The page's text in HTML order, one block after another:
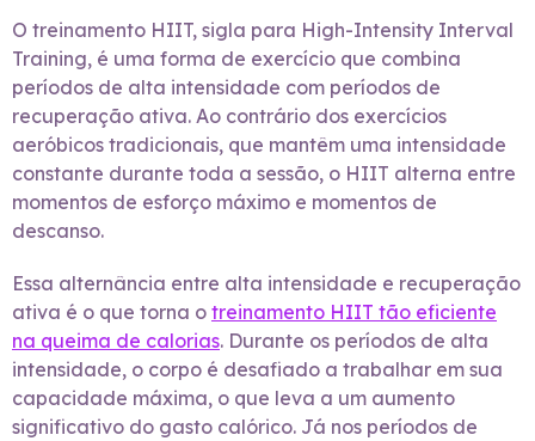
O treinamento HIIT, sigla para High-Intensity Interval
Training, é uma forma de exercício que combina
períodos de alta intensidade com períodos de
recuperação ativa. Ao contrário dos exercícios
aeróbicos tradicionais, que mantêm uma intensidade
constante durante toda a sessão, o HIIT alterna entre
momentos de esforço máximo e momentos de
descanso.
Essa alternância entre alta intensidade e recuperação
ativa é o que torna o treinamento HIIT tão eficiente
na queima de calorias. Durante os períodos de alta
intensidade, o corpo é desafiado a trabalhar em sua
capacidade máxima, o que leva a um aumento
significativo do gasto calórico. Já nos períodos de